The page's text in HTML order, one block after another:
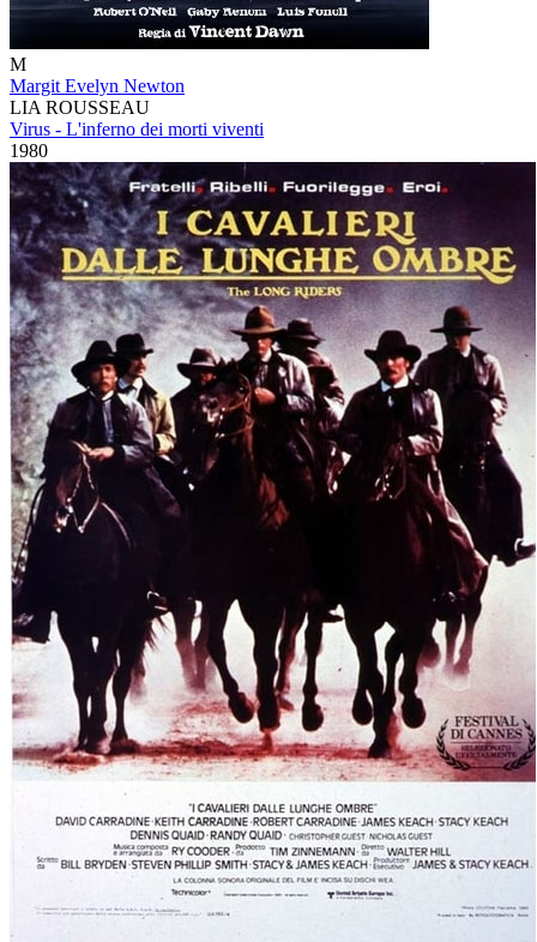
M
Margit Evelyn Newton
LIA ROUSSEAU
Virus - L'inferno dei morti viventi
1980